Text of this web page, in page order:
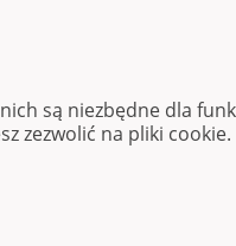
są niezbędne dla
zezwolić na pliki